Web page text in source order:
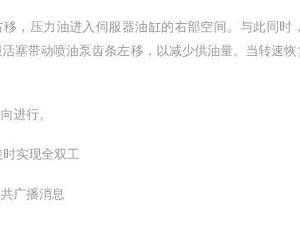
，压力油进入伺服器油缸的右部空间。与此同时
塞带动喷油泵齿条左移，以减少供油量。当转速
进行。
实现全双工
广播消息